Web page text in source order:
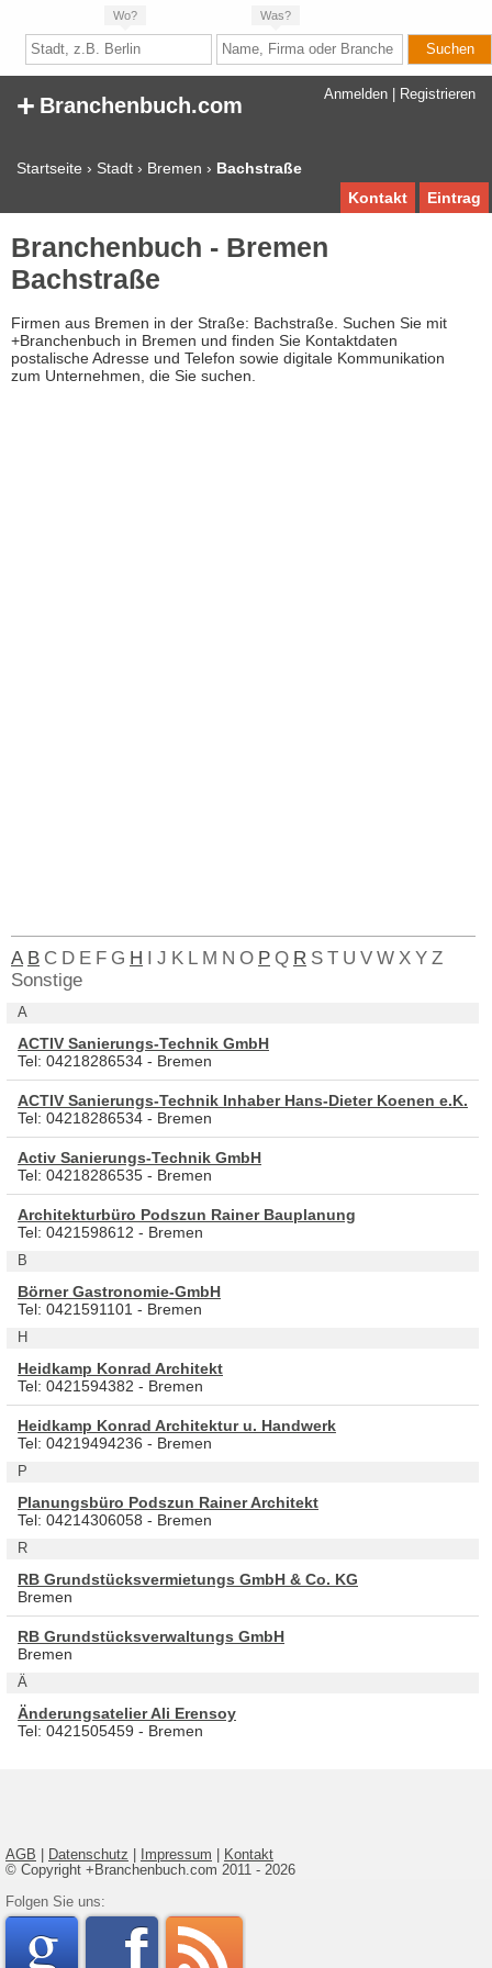
Wo? Was?
Anmelden Registrieren
+ Branchenbuch.com
Startseite › Stadt › Bremen › Bachstraße
Eintrag
Kontakt
Branchenbuch - Bremen
Bachstraße
Firmen aus Bremen in der Straße: Bachstraße. Suchen Sie mit
+Branchenbuch in Bremen und finden Sie Kontaktdaten
postalische Adresse und Telefon sowie digitale Kommunikation
zum Unternehmen, die Sie suchen.
A B C D E F G H I J K L M N O P Q R S T U V W X Y Z
Sonstige
A
ACTIV Sanierungs-Technik GmbH
Tel: 04218286534 - Bremen
ACTIV Sanierungs-Technik Inhaber Hans-Dieter Koenen e.K.
Tel: 04218286534 - Bremen
Activ Sanierungs-Technik GmbH
Tel: 04218286535 - Bremen
Architekturbüro Podszun Rainer Bauplanung
Tel: 0421598612 - Bremen
B
Börner Gastronomie-GmbH
Tel: 0421591101 - Bremen
H
Heidkamp Konrad Architekt
Tel: 0421594382 - Bremen
Heidkamp Konrad Architektur u. Handwerk
Tel: 04219494236 - Bremen
P
Planungsbüro Podszun Rainer Architekt
Tel: 04214306058 - Bremen
R
RB Grundstücksvermietungs GmbH & Co. KG
Bremen
RB Grundstücksverwaltungs GmbH
Bremen
Ä
Änderungsatelier Ali Erensoy
Tel: 0421505459 - Bremen
AGB Datenschutz Impressum
Kontakt
© Copyright +Branchenbuch.com 2011 - 2026
Folgen Sie uns:
google